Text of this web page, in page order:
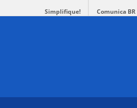
Simplifique! Comunica BR